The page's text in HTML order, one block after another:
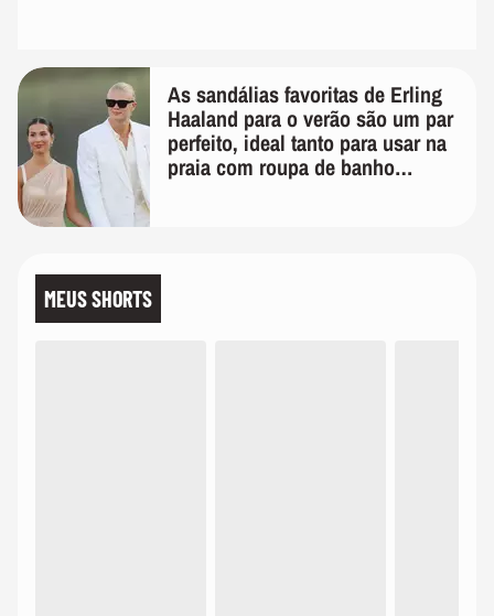
As sandálias favoritas de Erling
Haaland para o verão são um par
perfeito, ideal tanto para usar na
praia com roupa de banho
MEUS SHORTS